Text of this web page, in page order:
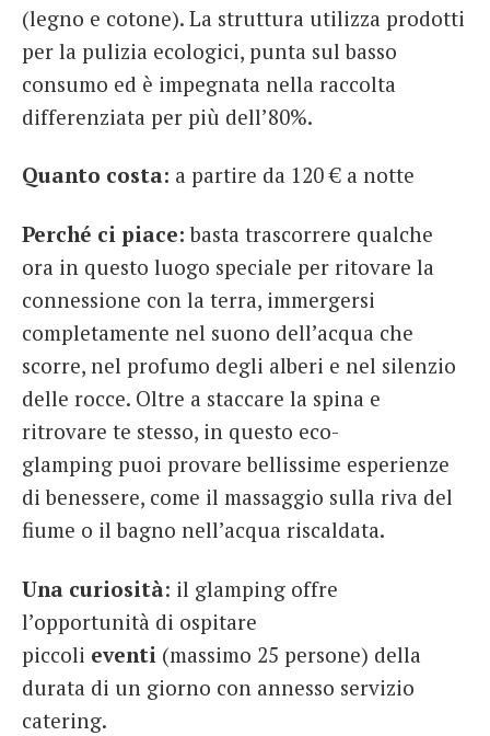
(legno e cotone). La struttura utilizza prodotti
per la pulizia ecologici, punta sul basso
consumo ed è impegnata nella raccolta
differenziata per più dell’80%.
Quanto costa: a partire da 120 € a notte
Perché ci piace: basta trascorrere qualche
ora in questo luogo speciale per ritovare la
connessione con la terra, immergersi
completamente nel suono dell’acqua che
scorre, nel profumo degli alberi e nel silenzio
delle rocce. Oltre a staccare la spina e
ritrovare te stesso, in questo eco-
glamping puoi provare bellissime esperienze
di benessere, come il massaggio sulla riva del
fiume o il bagno nell’acqua riscaldata.
Una curiosità: il glamping offre
l’opportunità di ospitare
piccoli eventi (massimo 25 persone) della
durata di un giorno con annesso servizio
catering.